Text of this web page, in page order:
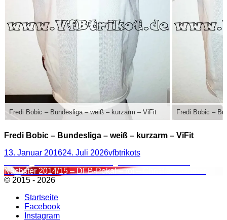
Fredi Bobic – Bundesliga – weiß – kurzarm – ViFit Fredi Bobic –
Fredi Bobic – Bundesliga – weiß – kurzarm – ViFit
Veröffentlicht
13. Januar 201624. Juli 2026Autor
vfbtrikots
Beitragsnavigation
Beitrag:
Nächster Nächster
Beitrag:
2014/15 – DFB-Pokal – rot – Christian Gentner
© 2015 - 2026
Startseite
Facebook
Instagram